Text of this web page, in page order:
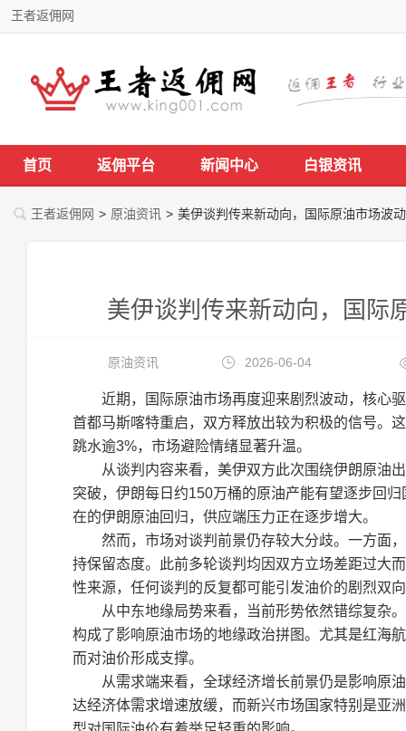
王者返佣网
首页 返佣平台 新闻中心 白银资讯
王者返佣网 > 原油资讯 > 美伊谈判传来新动向，国际原油市场波
美伊谈判传来新动向，国际
原油资讯 2026-06-04
近期，国际原油市场再度迎来剧烈波动，核心
首都马斯喀特重启，双方释放出较为积极的信号。
跳水逾3%，市场避险情绪显著升温。
从谈判内容来看，美伊双方此次围绕伊朗原油
突破，伊朗每日约150万桶的原油产能有望逐步回
在的伊朗原油回归，供应端压力正在逐步增大。
然而，市场对谈判前景仍存较大分歧。一方面
持保留态度。此前多轮谈判均因双方立场差距过大
性来源，任何谈判的反复都可能引发油价的剧烈双
从中东地缘局势来看，当前形势依然错综复杂
构成了影响原油市场的地缘政治拼图。尤其是红海
而对油价形成支撑。
从需求端来看，全球经济增长前景仍是影响原
达经济体需求增速放缓，而新兴市场国家特别是亚